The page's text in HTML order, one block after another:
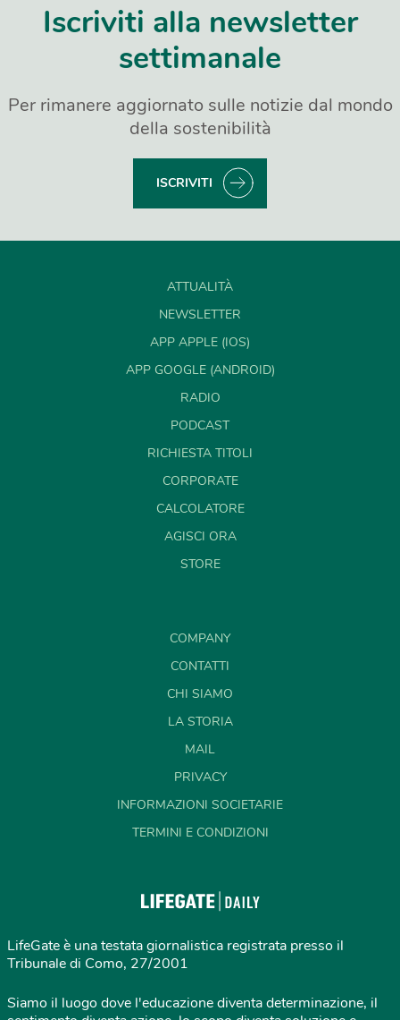
Iscriviti alla newsletter
settimanale
Per rimanere aggiornato sulle notizie dal mondo
della sostenibilità
ISCRIVITI
ATTUALITÀ
NEWSLETTER
APP APPLE (IOS)
APP GOOGLE (ANDROID)
RADIO
PODCAST
RICHIESTA TITOLI
CORPORATE
CALCOLATORE
AGISCI ORA
STORE
COMPANY
CONTATTI
CHI SIAMO
LA STORIA
MAIL
PRIVACY
INFORMAZIONI SOCIETARIE
TERMINI E CONDIZIONI
LifeGate è una testata giornalistica registrata presso il
Tribunale di Como, 27/2001
Siamo il luogo dove l'educazione diventa determinazione, il